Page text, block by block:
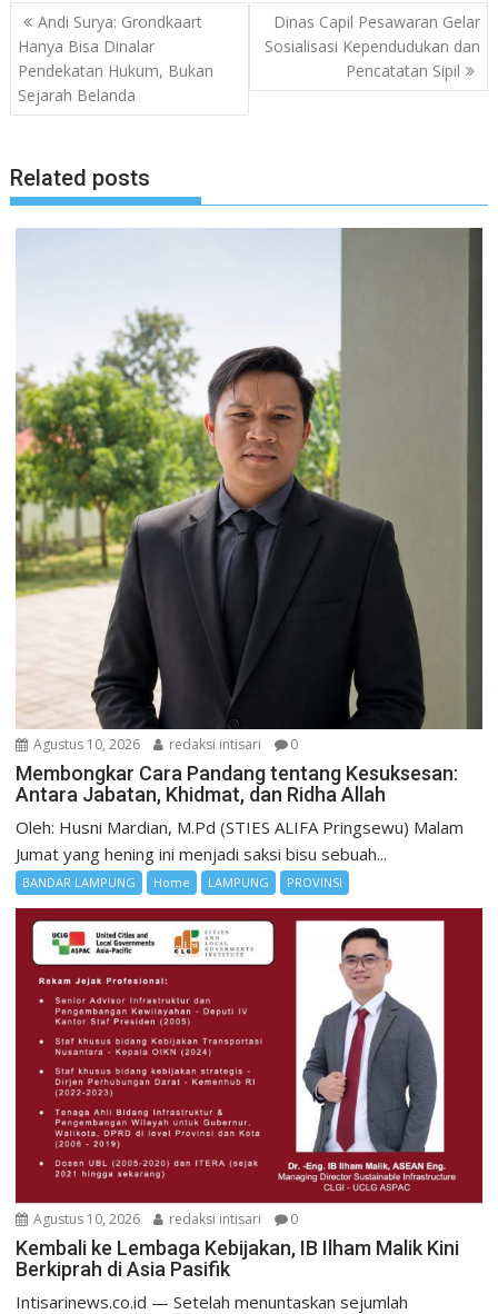
Navigasi
pos
Andi Surya: Grondkaart
Hanya Bisa Dinalar
Pendekatan Hukum, Bukan
Sejarah Belanda
Dinas Capil Pesawaran Gelar
Sosialisasi Kependudukan dan
Pencatatan Sipil
Related posts
Agustus 10, 2026 redaksi intisari 0
Membongkar Cara Pandang tentang Kesuksesan:
Antara Jabatan, Khidmat, dan Ridha Allah
Oleh: Husni Mardian, M.Pd (STIES ALIFA Pringsewu) Malam
Jumat yang hening ini menjadi saksi bisu sebuah...
BANDAR LAMPUNG Home LAMPUNG PROVINSI
Agustus 10, 2026 redaksi intisari 0
Kembali ke Lembaga Kebijakan, IB Ilham Malik Kini
Berkiprah di Asia Pasifik
Intisarinews.co.id — Setelah menuntaskan sejumlah